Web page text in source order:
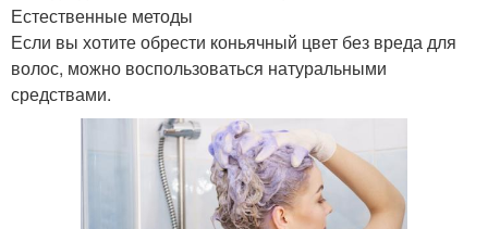
Естественные методы
Если вы хотите обрести коньячный цвет без вреда для
волос, можно воспользоваться натуральными
средствами.